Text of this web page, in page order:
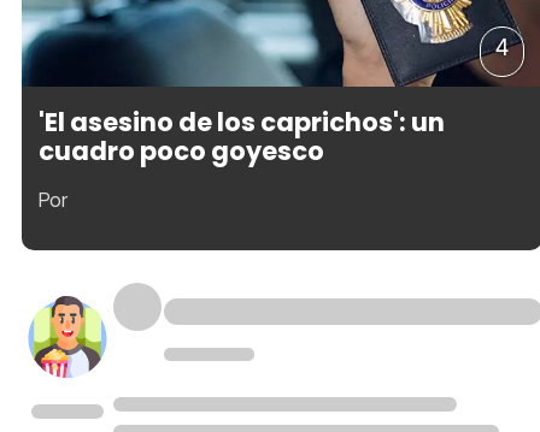
4
'El asesino de los caprichos': un
cuadro poco goyesco
Por